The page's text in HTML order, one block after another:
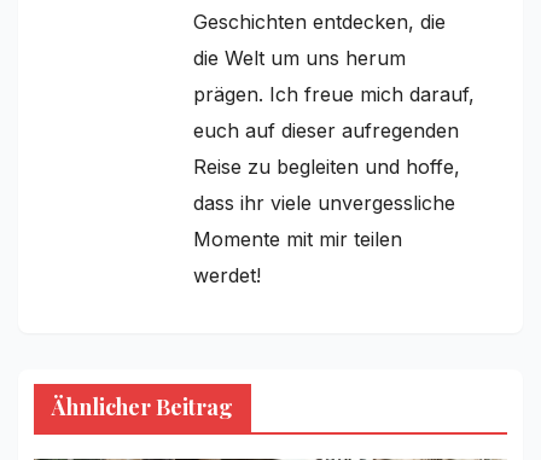
Geschichten entdecken, die
die Welt um uns herum
prägen. Ich freue mich darauf,
euch auf dieser aufregenden
Reise zu begleiten und hoffe,
dass ihr viele unvergessliche
Momente mit mir teilen
werdet!
Ähnlicher Beitrag